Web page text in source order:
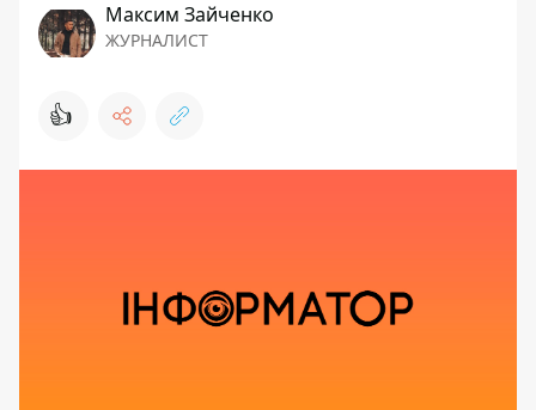
Максим Зайченко
ЖУРНАЛИСТ
👍